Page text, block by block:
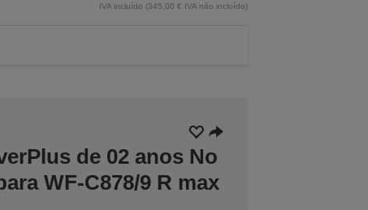
IVA incluído (345,00 € IVA não incluído)
de 02 anos No
WF-C878/9 R max